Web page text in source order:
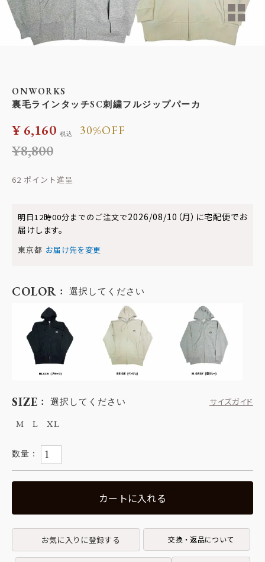
ONWORKS
裏毛ラインタッチSC刺繍フルジップパーカ
¥8,800
30%OFF
¥6,160 税込
62
明日12時00分までのご注文で2026/08/10（月） に宅配便でお
届けします。
東京都 お届け先を変更
SIZE 選択してください
サイズガイド
M
L XL
COLOR 選択してください
カートに入れる
お気に入りに登録する 交換・返品について